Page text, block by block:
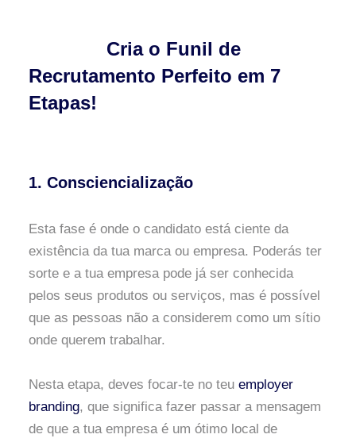
Cria o Funil de
Recrutamento Perfeito em 7
Etapas!
1. Consciencialização
Esta fase é onde o candidato está ciente da
existência da tua marca ou empresa. Poderás ter
sorte e a tua empresa pode já ser conhecida
pelos seus produtos ou serviços, mas é possível
que as pessoas não a considerem como um sítio
onde querem trabalhar.
Nesta etapa, deves focar-te no teu employer
branding, que significa fazer passar a mensagem
de que a tua empresa é um ótimo local de